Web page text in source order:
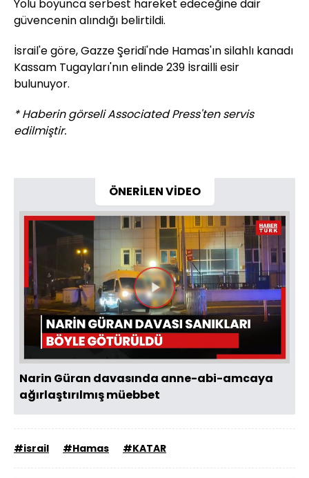
Yolu boyunca serbest hareket edeceğine dair
güvencenin alındığı belirtildi.
İsrail'e göre, Gazze Şeridi'nde Hamas'ın silahlı kanadı
Kassam Tugayları'nın elinde 239 İsrailli esir
bulunuyor.
* Haberin görseli Associated Press'ten servis
edilmiştir.
ÖNERİLEN VİDEO
Videoyu
Oynat
Narin Güran davasında anne-abi-amcaya
ağırlaştırılmış müebbet
#israil #Hamas #KATAR